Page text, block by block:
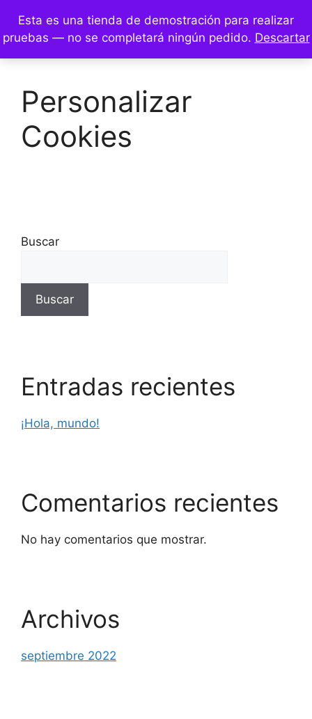
Esta es una tienda de demostración para realizar
pruebas — no se completará ningún pedido. Descartar
0
Personalizar
Cookies
Buscar
Buscar
Entradas recientes
¡Hola, mundo!
Comentarios recientes
No hay comentarios que mostrar.
Archivos
septiembre 2022